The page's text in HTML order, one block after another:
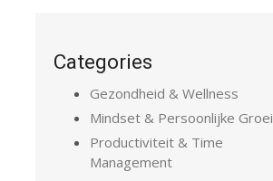
Categories
Gezondheid & Wellness
Mindset & Persoonlijke Groei
Productiviteit & Time
Management